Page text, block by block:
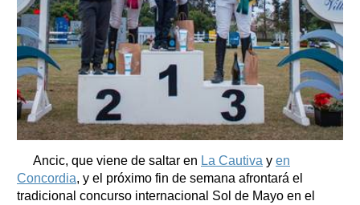
Ancic, que viene de saltar en La Cautiva y en
Concordia, y el próximo fin de semana afrontará el
tradicional concurso internacional Sol de Mayo en el